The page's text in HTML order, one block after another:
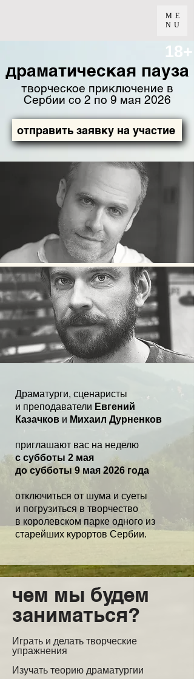
ME
NU
драматическая пауза
18+
творческое приключение в
Сербии со 2 по 9 мая 2026
отправить заявку на участие
Драматурги, сценаристы
и преподаватели Евгений
Казачков и Михаил Дурненков
приглашают вас на неделю
с субботы 2 мая
до субботы 9 мая 2026 года
отключиться от шума и суеты
и погрузиться в творчество
в королевском парке одного из
старейших курортов Сербии.
чем мы будем
заниматься?
Играть и делать творческие
упражнения
Изучать теорию драматургии